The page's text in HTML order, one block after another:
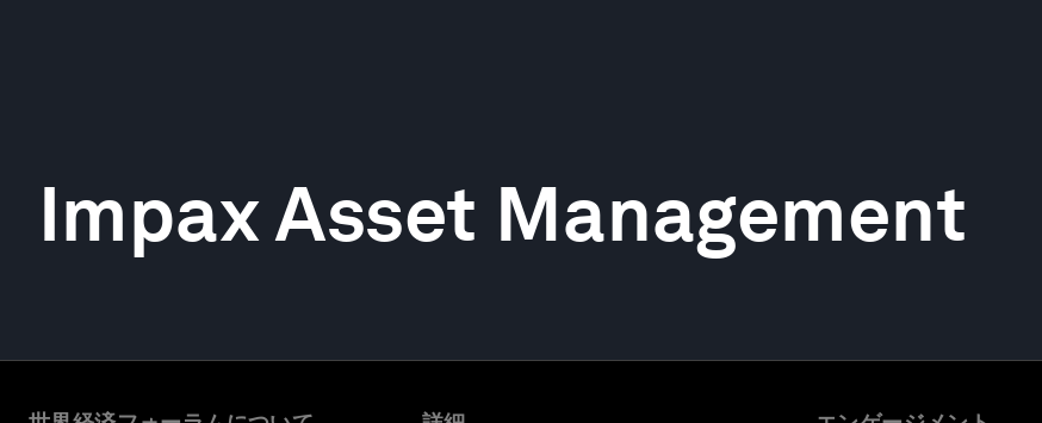
Impax Asset Management